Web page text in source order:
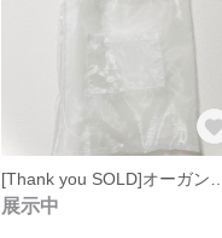
展示中